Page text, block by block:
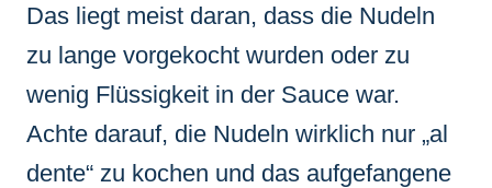
Das liegt meist daran, dass die Nudeln
zu lange vorgekocht wurden oder zu
wenig Flüssigkeit in der Sauce war.
Achte darauf, die Nudeln wirklich nur „al
dente“ zu kochen und das aufgefangene